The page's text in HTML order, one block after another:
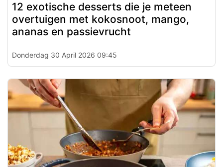
12 exotische desserts die je meteen
overtuigen met kokosnoot, mango,
ananas en passievrucht
Donderdag 30 April 2026 09:45